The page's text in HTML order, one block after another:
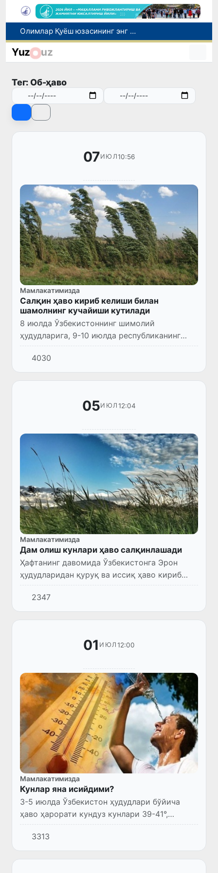
Олимлар Қуёш юзасининг энг аниқ тасвирларини эълон қилишди
Бош консулхона кўмагида инсультга чалинган ҳамюртимиз Олмаотадан юртимизга қайтарилди
Табиатнинг кутилмаган ҳодисаси: Янги Зеландияга қалин қор ёғди
Yuz uz
Тег: Об-ҳаво
07ИЮЛ10:56
Мамлакатимизда
Салқин ҳаво кириб келиши билан
шамолнинг кучайиши кутилади
8 июлда Ўзбекистоннинг шимолий
ҳудудларига, 9-10 июлда республиканинг
барча ҳудудларига Каспий денгизи орқали
Кавказ ҳудудлари устида шаклланган деярли
салқин ҳаво массалари кириб...
4030
05ИЮЛ 12:04
Мамлакатимизда
Дам олиш кунлари ҳаво салқинлашади
Ҳафтанинг давомида Ўзбекистонга Эрон
ҳудудларидан қуруқ ва иссиқ ҳаво кириб
келиши давом этади.
2347
01 ИЮЛ 12:00
Мамлакатимизда
Кунлар яна исийдими?
3-5 июлда Ўзбекистон ҳудудлари бўйича
ҳаво ҳарорати кундуз кунлари 39-41°,
шимолда, жанубда ва чўл ҳудудларида 42-
44° гача бўлган иссиқ об-ҳаво сақланиб
туради.
3313